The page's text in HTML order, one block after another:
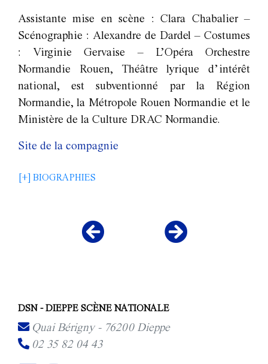
Assistante mise en scène : Clara Chabalier –
Scénographie : Alexandre de Dardel – Costumes
: Virginie Gervaise – L’Opéra Orchestre
Normandie Rouen, Théâtre lyrique d’intérêt
national, est subventionné par la Région
Normandie, la Métropole Rouen Normandie et le
Ministère de la Culture DRAC Normandie.
Site de la compagnie
[+] BIOGRAPHIES
DSN - DIEPPE SCÈNE NATIONALE
Quai Bérigny - 76200 Dieppe
02 35 82 04 43